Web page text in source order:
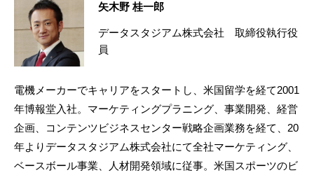
矢木野 桂一郎
データスタジアム株式会社 取締役執行役
員
電機メーカーでキャリアをスタートし、米国留学を経て2001
年博報堂入社。マーケティングプラニング、事業開発、経営
企画、コンテンツビジネスセンター戦略企画業務を経て、20
年よりデータスタジアム株式会社にて全社マーケティング、
ベースボール事業、人材開発領域に従事。米国スポーツのビ